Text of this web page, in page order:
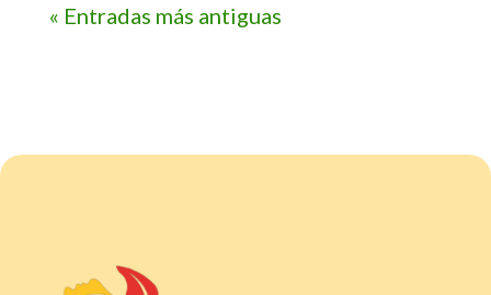
« Entradas más antiguas